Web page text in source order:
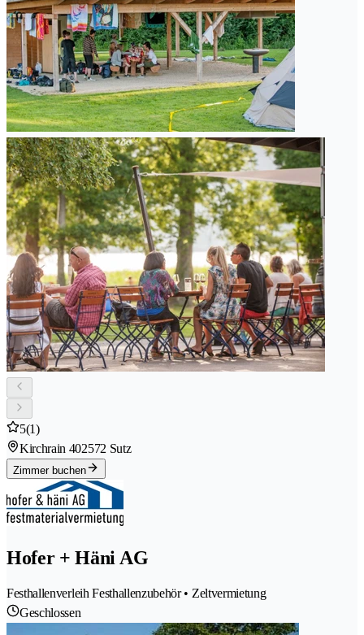
5(1)
Kirchrain 402572 Sutz
Zimmer buchen
Hofer + Häni AG
Festhallenverleih Festhallenzubehör • Zeltvermietung
Geschlossen